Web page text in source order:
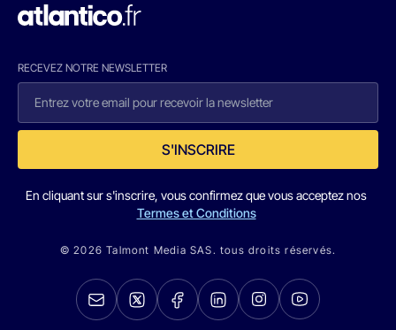
RECEVEZ NOTRE NEWSLETTER
S'INSCRIRE
En cliquant sur s'inscrire, vous confirmez que vous acceptez nos
Termes et Conditions
© 2026 Talmont Media SAS. tous droits réservés.